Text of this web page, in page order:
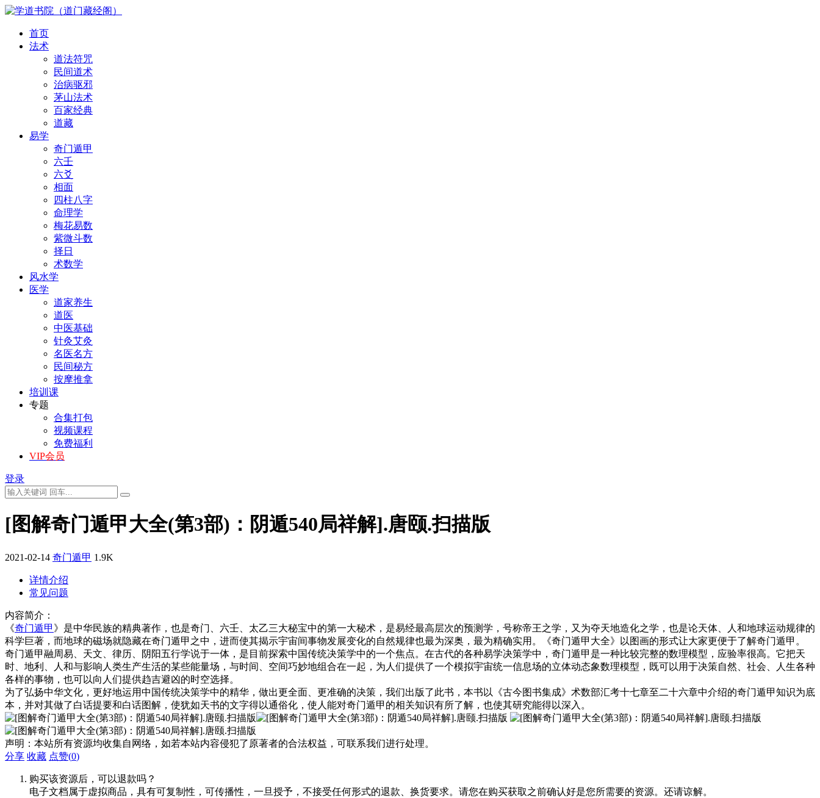
首页
法术
道法符咒
民间道术
治病驱邪
茅山法术
百家经典
道藏
易学
奇门遁甲
六壬
六爻
相面
四柱八字
命理学
梅花易数
紫微斗数
择日
术数学
风水学
医学
道家养生
道医
中医基础
针灸艾灸
名医名方
民间秘方
按摩推拿
培训课
专题
合集打包
视频课程
免费福利
VIP会员
登录
[图解奇门遁甲大全(第3部)：阴遁540局祥解].唐颐.扫描版
2021-02-14 奇门遁甲 1.9K
详情介绍
常见问题
内容简介：
《奇门遁甲 》是中华民族的精典著作，也是奇门、六壬、太乙三大秘宝中的第一大秘术，是易经最高层次的预测学，号称帝王之学，又为夺天地造化之学，也是论天体、人和地球运动规律的
科学巨著，而地球的磁场就隐藏在奇门遁甲之中，进而使其揭示宇宙间事物发展变化的自然规律也最为深奥，最为精确实用。《奇门遁甲大全》以图画的形式让大家更便于了解奇门遁甲。
奇门遁甲融周易、天文、律历、阴阳五行学说于一体，是目前探索中国传统决策学中的一个焦点。在古代的各种易学决策学中，奇门遁甲是一种比较完整的数理模型，应验率很高。它把天
时、地利、人和与影响人类生产生活的某些能量场，与时间、空间巧妙地组合在一起，为人们提供了一个模拟宇宙统一信息场的立体动态象数理模型，既可以用于决策自然、社会、人生各种
各样的事物，也可以向人们提供趋吉避凶的时空选择。
为了弘扬中华文化，更好地运用中国传统决策学中的精华，做出更全面、更准确的决策，我们出版了此书，本书以《古今图书集成》术数部汇考十七章至二十六章中介绍的奇门遁甲知识为底
本，并对其做了白话提要和白话图解，使犹如天书的文字得以通俗化，使人能对奇门遁甲的相关知识有所了解，也使其研究能得以深入。
声明：本站所有资源均收集自网络，如若本站内容侵犯了原著者的合法权益，可联系我们进行处理。
分享 收藏 点赞(0)
购买该资源后，可以退款吗？
电子文档属于虚拟商品，具有可复制性，可传播性，一旦授予，不接受任何形式的退款、换货要求。请您在购买获取之前确认好是您所需要的资源。还请谅解。